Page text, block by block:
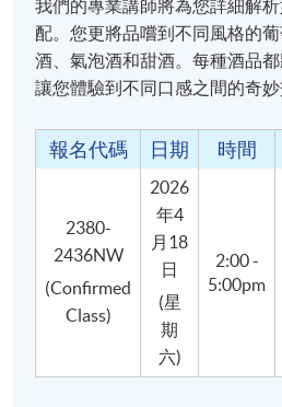
(Statement Of Attendance)。
教學語言
2380-2436NW
開課日期
2026年4月18
現時接受報名
地點
我們的專業講師將為您詳細解
配。您更將品嚐到不同風格的
酒、氣泡酒和甜酒。每種酒品都
讓您體驗到不同口感之間的奇妙
報名代碼 日期 時間
2380-
2436NW
(Confirmed
Class)
2026
年4
月18
日
(星
期
六)
2:00 -
5:00pm